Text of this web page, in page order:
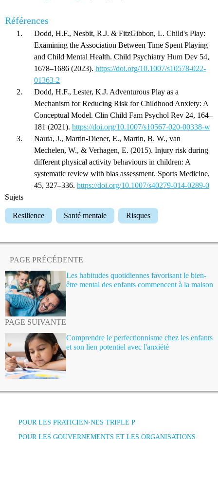
Références
Dodd, H.F., Nesbit, R.J. & FitzGibbon, L. Child's Play:
Examining the Association Between Time Spent Playing
and Child Mental Health. Child Psychiatry Hum Dev 54,
1678–1686 (2023). https://doi.org/10.1007/s10578-022-
01363-2
Dodd, H.F., Lester, K.J. Adventurous Play as a
Mechanism for Reducing Risk for Childhood Anxiety: A
Conceptual Model. Clin Child Fam Psychol Rev 24, 164–
181 (2021). https://doi.org/10.1007/s10567-020-00338-w
Nauta, J., Martin-Diener, E., Martin, B. W., van
Mechelen, W., & Verhagen, E. (2015). Injury risk during
different physical activity behaviours in children: A
systematic review with bias assessment. Sports Medicine,
45, 327–336. https://doi.org/10.1007/s40279-014-0289-0
Sujets
Resilience Santé mentale Risques
PAGE PRÉCÉDENTE
Les habitudes quotidiennes favorisant le bien-
être mental des enfants commencent à la maison
PAGE SUIVANTE
Comprendre le perfectionnisme chez les enfants
et son lien potentiel avec l'anxiété
POUR LES PRATICIEN·NES TRIPLE P
POUR LES GOUVERNEMENTS ET LES ORGANISATIONS